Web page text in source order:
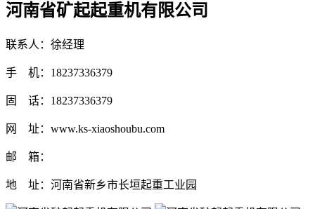
河南省矿起起重机有限公司
联系人：徐经理
手 机：18237336379
固 话：18237336379
网 址：www.ks-xiaoshoubu.com
邮 箱：
地 址：河南省新乡市长垣起重工业园